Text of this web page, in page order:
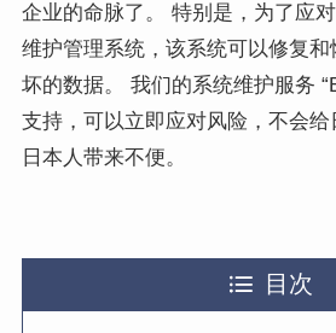
企业的命脉了。 特别是，为了应
维护管理系统，该系统可以修复
坏的数据。 我们的系统维护服务
支持，可以立即应对风险，不会
日本人带来不便。
目次